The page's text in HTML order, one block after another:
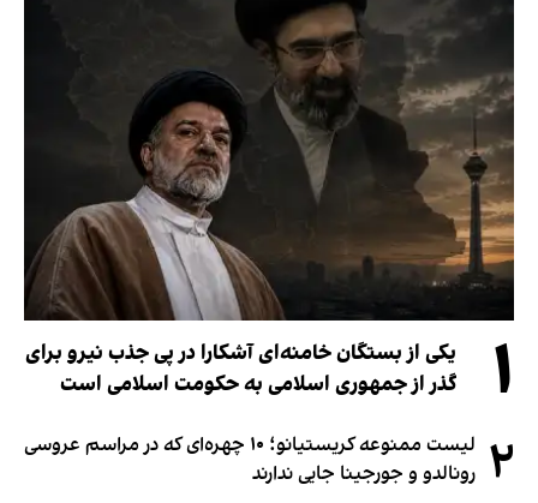
۱
یکی از بستگان خامنه‌ای آشکارا در پی جذب نیرو برای
گذر از جمهوری اسلامی به حکومت اسلامی است
۲
لیست ممنوعه کریستیانو؛ ۱۰ چهره‌ای که در مراسم عروسی
رونالدو و جورجینا جایی ندارند